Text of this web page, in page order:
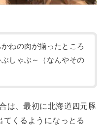
ねの肉が揃ったところ
しゃぶ～（なんやその
は、最初に北海道四元豚
てくるようになっとる